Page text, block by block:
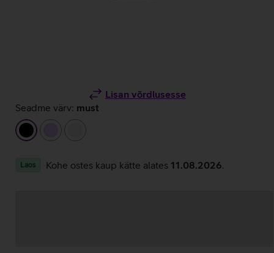
Lisan võrdlusesse
Seadme värv: must
must
Laos Kohe ostes kaup kätte alates 11.08.2026